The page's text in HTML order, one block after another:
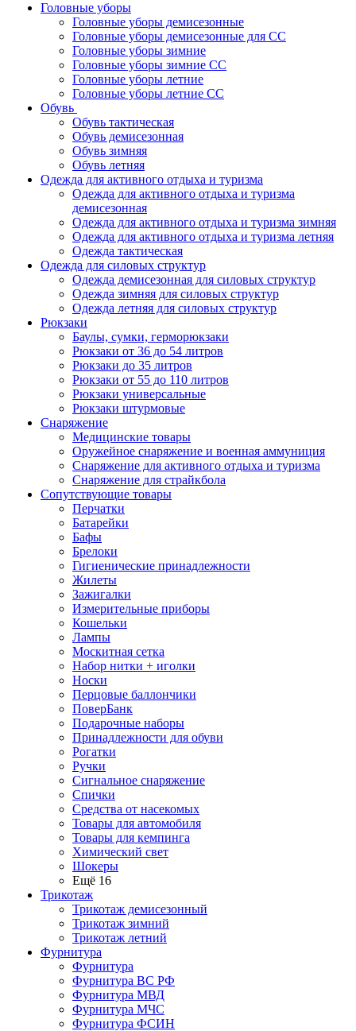
Головные уборы
Головные уборы демисезонные
Головные уборы демисезонные для СС
Головные уборы зимние
Головные уборы зимние СС
Головные уборы летние
Головные уборы летние СС
Обувь
Обувь тактическая
Обувь демисезонная
Обувь зимняя
Обувь летняя
Одежда для активного отдыха и туризма
Одежда для активного отдыха и туризма
демисезонная
Одежда для активного отдыха и туризма зимняя
Одежда для активного отдыха и туризма летняя
Одежда тактическая
Одежда для силовых структур
Одежда демисезонная для силовых структур
Одежда зимняя для силовых структур
Одежда летняя для силовых структур
Рюкзаки
Баулы, сумки, герморюкзаки
Рюкзаки от 36 до 54 литров
Рюкзаки до 35 литров
Рюкзаки от 55 до 110 литров
Рюкзаки универсальные
Рюкзаки штурмовые
Снаряжение
Медицинские товары
Оружейное снаряжение и военная аммуниция
Снаряжение для активного отдыха и туризма
Снаряжение для страйкбола
Сопутствующие товары
Перчатки
Батарейки
Бафы
Брелоки
Гигиенические принадлежности
Жилеты
Зажигалки
Измерительные приборы
Кошельки
Лампы
Москитная сетка
Набор нитки + иголки
Носки
Перцовые баллончики
ПоверБанк
Подарочные наборы
Принадлежности для обуви
Рогатки
Ручки
Сигнальное снаряжение
Спички
Средства от насекомых
Товары для автомобиля
Товары для кемпинга
Химический свет
Шокеры
Ещё 16
Трикотаж
Трикотаж демисезонный
Трикотаж зимний
Трикотаж летний
Фурнитура
Фурнитура
Фурнитура ВС РФ
Фурнитура МВД
Фурнитура МЧС
Фурнитура ФСИН